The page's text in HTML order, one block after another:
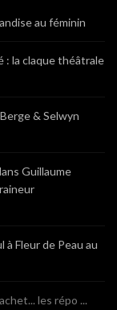
au féminin
: la claque théâtrale
& Selwyn
Guillaume
à Fleur de Peau au
les répo ...